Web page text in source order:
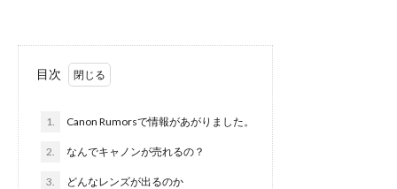
目次
1. Canon Rumorsで情報があがりました。
2. なんでキャノンが売れるの？
3. どんなレンズが出るのか